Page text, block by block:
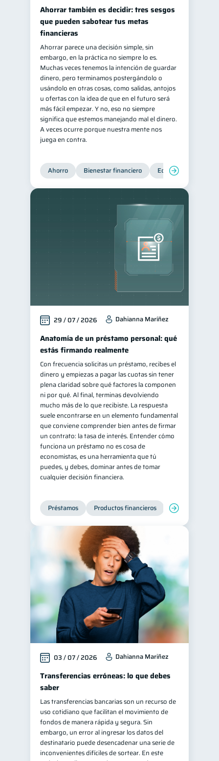
Organización Financiera 10
Deudas 10
Entidad financiera
Préstamos 8 Ahorro 8
Tarjeta de crédito 6
Historial crediticio 6
Ciberseguridad 5
Servicios 4
Derechos & Deberes 4
Vacaciones 2
Criptomonedas 2
Educación Financiera
Mipymes 1
Información financiera 1
Salud mental ahorro 1
Retiro 1 Doble sueldo 1
Gasto responsable 1
información financiera 1
Ahorrar también es decidir: tres sesgos
que pueden sabotear tus metas
financieras
Ahorrar parece una decisión simple, sin
embargo, en la práctica no siempre lo es.
Muchas veces tenemos la intención de guardar
dinero, pero terminamos postergándolo o
usándolo en otras cosas, como salidas, antojos
u ofertas con la idea de que en el futuro será
más fácil empezar. Y no, eso no siempre
significa que estemos manejando mal el dinero.
A veces ocurre porque nuestra mente nos
juega en contra.
Ahorro Bienestar financiero Educación financiera
29 / 07 / 2026 Dahianna Maríñez
Anatomía de un préstamo personal: qué
estás firmando realmente
Con frecuencia solicitas un préstamo, recibes el
dinero y empiezas a pagar las cuotas sin tener
plena claridad sobre qué factores la componen
ni por qué. Al final, terminas devolviendo
mucho más de lo que recibiste. La respuesta
suele encontrarse en un elemento fundamental
que conviene comprender bien antes de firmar
un contrato: la tasa de interés. Entender cómo
funciona un préstamo no es cosa de
economistas, es una herramienta que tú
puedes, y debes, dominar antes de tomar
cualquier decisión financiera.
Préstamos Productos financieros Manejo de
03 / 07 / 2026 Dahianna Mariñez
Transferencias erróneas: lo que debes
saber
Las transferencias bancarias son un recurso de
uso cotidiano que facilitan el movimiento de
fondos de manera rápida y segura. Sin
embargo, un error al ingresar los datos del
destinatario puede desencadenar una serie de
inconvenientes difíciles de sortear. En este